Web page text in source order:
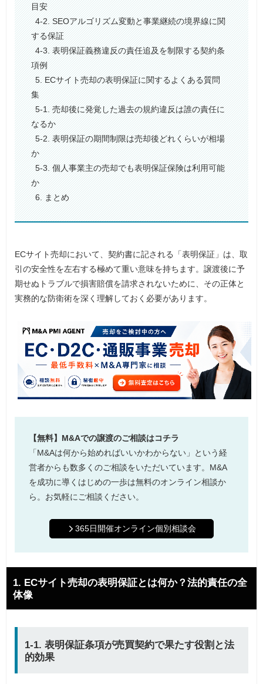
目安
4-2. SEOアルゴリズム変動と事業継続の境界線に関
する保証
4-3. 表明保証義務違反の責任追及を制限する契約条
項例
5. ECサイト売却の表明保証に関するよくある質問
集
5-1. 売却後に発覚した過去の規約違反は誰の責任に
なるか
5-2. 表明保証の期間制限は売却後どれくらいが相場
か
5-3. 個人事業主の売却でも表明保証保険は利用可能
か
6. まとめ
ECサイト売却において、契約書に記される「表明保証」は、取
引の安全性を左右する極めて重い意味を持ちます。譲渡後に予
期せぬトラブルで損害賠償を請求されないために、その正体と
実務的な防衛術を深く理解しておく必要があります。
【無料】M&Aでの譲渡のご相談はコチラ
「M&Aは何から始めればいいかわからない」という経
営者からも数多くのご相談をいただいています。M&A
を成功に導くはじめの一歩は無料のオンライン相談か
ら。お気軽にご相談ください。
365日開催オンライン個別相談会
1. ECサイト売却の表明保証とは何か？法的責任の全
体像
1-1. 表明保証条項が売買契約で果たす役割と法
的効果